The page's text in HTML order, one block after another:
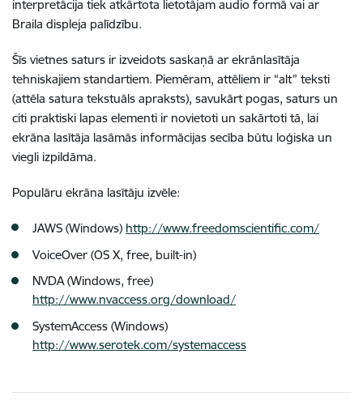
interpretācija tiek atkārtota lietotājam audio formā vai ar
Braila displeja palīdzību.
Šīs vietnes saturs ir izveidots saskaņā ar ekrānlasītāja
tehniskajiem standartiem. Piemēram, attēliem ir “alt” teksti
(attēla satura tekstuāls apraksts), savukārt pogas, saturs un
citi praktiski lapas elementi ir novietoti un sakārtoti tā, lai
ekrāna lasītāja lasāmās informācijas secība būtu loģiska un
viegli izpildāma.
Populāru ekrāna lasītāju izvēle:
JAWS (Windows) http://www.freedomscientific.com/
VoiceOver (OS X, free, built-in)
NVDA (Windows, free)
http://www.nvaccess.org/download/
SystemAccess (Windows)
http://www.serotek.com/systemaccess